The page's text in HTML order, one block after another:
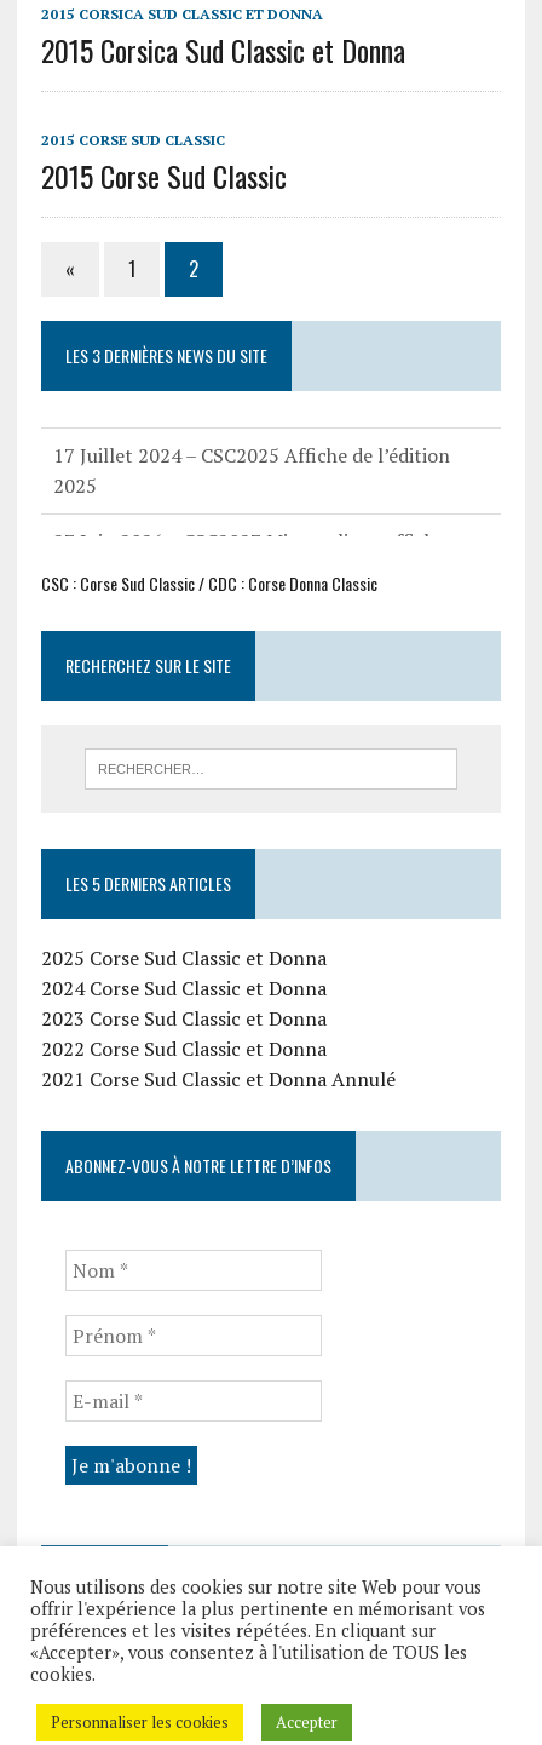
2015 CORSICA SUD CLASSIC ET DONNA
2015 Corsica Sud Classic et Donna
2015 CORSE SUD CLASSIC
2015 Corse Sud Classic
« 1 2
LES 3 DERNIÈRES NEWS DU SITE
17 Mars 2025 – CSC2025 Liste des participants
17 Juillet 2024 – CSC2025 Affiche de l’édition
2025
27 Juin 2026 – CSC2027 Mise en ligne affiche
CSC : Corse Sud Classic / CDC : Corse Donna Classic
RECHERCHEZ SUR LE SITE
LES 5 DERNIERS ARTICLES
2025 Corse Sud Classic et Donna
2024 Corse Sud Classic et Donna
2023 Corse Sud Classic et Donna
2022 Corse Sud Classic et Donna
2021 Corse Sud Classic et Donna Annulé
ABONNEZ-VOUS À NOTRE LETTRE D’INFOS
VISITEUR N°
Nous utilisons des cookies sur notre site Web pour vous
offrir l'expérience la plus pertinente en mémorisant vos
préférences et les visites répétées. En cliquant sur
«Accepter», vous consentez à l'utilisation de TOUS les
cookies.
Personnaliser les cookies Accepter